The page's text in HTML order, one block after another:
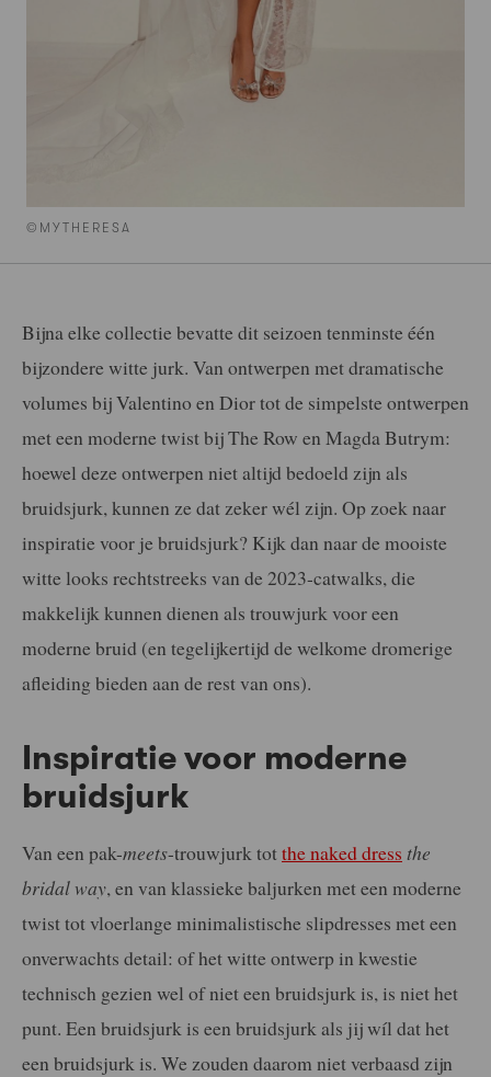
©MYTHERESA
Bijna elke collectie bevatte dit seizoen tenminste één
bijzondere witte jurk. Van ontwerpen met dramatische
volumes bij Valentino en Dior tot de simpelste ontwerpen
met een moderne twist bij The Row en Magda Butrym:
hoewel deze ontwerpen niet altijd bedoeld zijn als
bruidsjurk, kunnen ze dat zeker wél zijn. Op zoek naar
inspiratie voor je bruidsjurk? Kijk dan naar de mooiste
witte looks rechtstreeks van de 2023-catwalks, die
makkelijk kunnen dienen als trouwjurk voor een
moderne bruid (en tegelijkertijd de welkome dromerige
afleiding bieden aan de rest van ons).
Inspiratie voor moderne
bruidsjurk
Van een pak-meets-trouwjurk totthe naked dress the
bridal way, en van klassieke baljurken met een moderne
twist tot vloerlange minimalistische slipdresses met een
onverwachts detail: of het witte ontwerp in kwestie
technisch gezien wel of niet een bruidsjurk is, is niet het
punt. Een bruidsjurk is een bruidsjurk als jij wíl dat het
een bruidsjurk is. We zouden daarom niet verbaasd zijn